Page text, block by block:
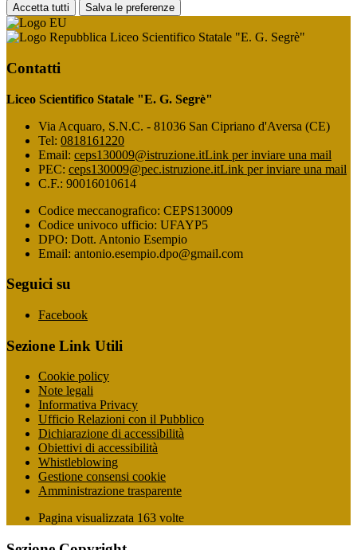
Accetta tutti Salva le preferenze
Liceo Scientifico Statale "E. G. Segrè"
Contatti
Liceo Scientifico Statale "E. G. Segrè"
Via Acquaro, S.N.C. - 81036 San Cipriano d'Aversa (CE)
Tel: 0818161220
Email: ceps130009@istruzione.itLink per inviare una mail
PEC: ceps130009@pec.istruzione.itLink per inviare una mail
C.F.: 90016010614
Codice meccanografico: CEPS130009
Codice univoco ufficio: UFAYP5
DPO: Dott. Antonio Esempio
Email: antonio.esempio.dpo@gmail.com
Seguici su
Facebook
Sezione Link Utili
Cookie policy
Note legali
Informativa Privacy
Ufficio Relazioni con il Pubblico
Dichiarazione di accessibilità
Obiettivi di accessibilità
Whistleblowing
Gestione consensi cookie
Amministrazione trasparente
Pagina visualizzata 163 volte